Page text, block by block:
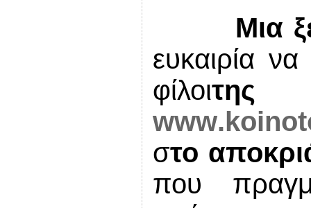
Μια
ευκαιρία
φίλοιτης
www.
στο
που